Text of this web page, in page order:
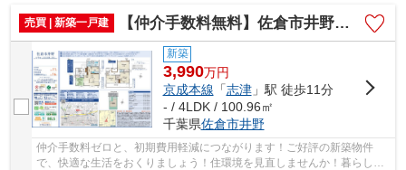
売買 | 新築一戸建
【仲介手数料無料】佐倉市井野 新築戸建て
新築
3,990万円
京成本線 「志津」駅 徒歩11分
- / 4LDK / 100.96㎡
千葉県佐倉市井野
仲介手数料ゼロと、初期費用軽減につながります！ご好評の新築物件
で、快適な生活をおくりましょう！住環境を見直しませんか！暮らしの